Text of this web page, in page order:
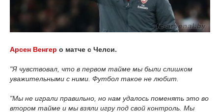
Арсен Венгер о матче с Челси.
"Я чувствовал, что в первом тайме мы были слишком
уважительными с ними. Футбол такое не любит.
"Мы не играли правильно, но нам удалось поменять это во
втором тайме и мы взяли игру под свой контроль. Мы